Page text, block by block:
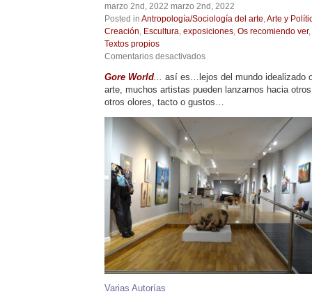
marzo 2nd, 2022 marzo 2nd, 2022
Posted in Antropología/Sociología del arte Arte y
Creación Escultura exposiciones Os recomiendo ver,
Textos propios
Comentarios desactivadosen
World,
en
Two
el
25
de
Marzo
2022
Gore World
así es…lejos del mundo idealizado
arte, muchos artistas pueden lanzarnos hacia
otros olores, tacto o gustos…
Varias Autorías